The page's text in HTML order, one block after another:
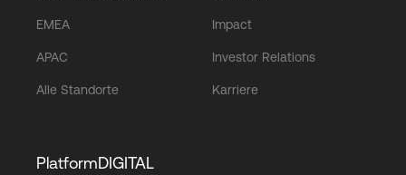
EMEA
APAC
Alle Standorte
Impact
Investor Relations
Karriere
PlatformDIGITAL